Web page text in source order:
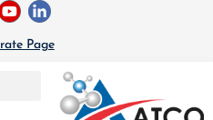
Page